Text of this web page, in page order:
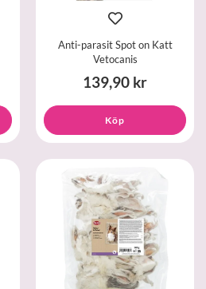
Anti-parasit Spot on Katt
Vetocanis
139,90 kr
Köp